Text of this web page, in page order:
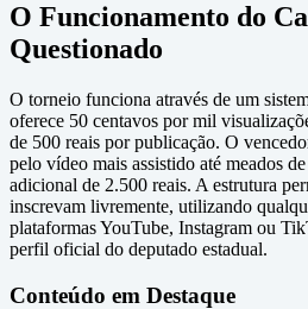
O Funcionamento do
Questionado
O torneio funciona através de um
oferece 50 centavos por mil
de 500 reais por publicação. O
pelo vídeo mais assistido até meados
adicional de 2.500 reais. A estrutura
inscrevam livremente, utilizando
plataformas YouTube, Instagram ou
perfil oficial do deputado estadual.
Conteúdo em Destaque